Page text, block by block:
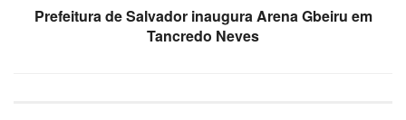
Prefeitura de Salvador inaugura Arena Gbeiru em
Tancredo Neves